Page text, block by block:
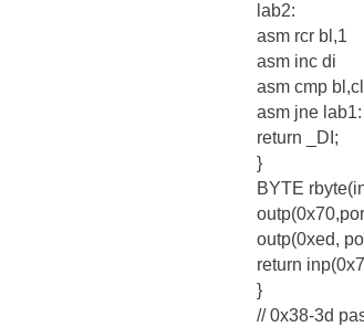
lab2:
asm rcr bl,1
asm inc di
asm cmp bl,cl
asm jne lab1:
return _DI;
}
BYTE
outp(0xed,
return
}
// 0x38-3d